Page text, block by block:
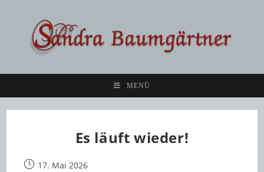
springen
MENÜ
Es läuft wieder!
Beitrag17. Mai 2026